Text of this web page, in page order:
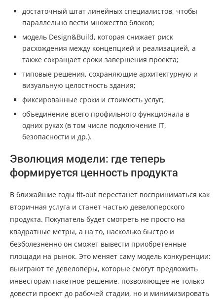
достаточный штат линейных специалистов, чтобы
параллельно вести множество блоков;
модель Design&Build, которая снижает риск
расхождения между концепцией и реализацией, а
также сокращает сроки завершения проекта;
типовые решения, сохраняющие архитектурную и
визуальную целостность здания;
фиксированные сроки и стоимость услуг;
объединение всего профильного функционала в
одних руках (в том числе подключение IT,
безопасности и др.).
Эволюция модели: где теперь
формируется ценность продукта
В ближайшие годы fit-out перестанет восприниматься как
вторичная услуга и станет частью девелоперского
продукта. Покупатель будет смотреть не просто на
квадратные метры, а на то, насколько быстро и
безболезненно он сможет вывести приобретенные
площади на рынок. Это меняет саму модель конкуренции:
выиграют те девелоперы, которые смогут предложить
инвесторам пакетное решение, позволяющее не только
довести проект до рабочей стадии, но и минимизировать